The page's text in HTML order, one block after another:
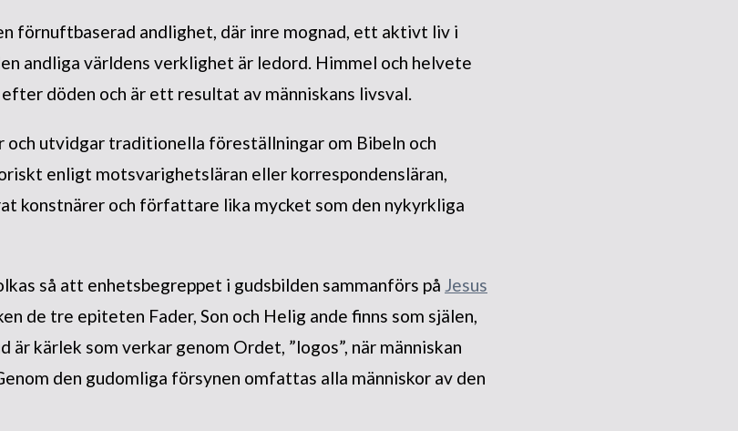
förnuftbaserad andlighet, där inre mognad, ett aktivt liv i
andliga världens verklighet är ledord. Himmel och helvete
döden och är ett resultat av människans livsval.
och utvidgar traditionella föreställningar om Bibeln och
enligt motsvarighetsläran eller korrespondensläran,
konstnärer och författare lika mycket som den nykyrkliga
så att enhetsbegreppet i gudsbilden sammanförs på Jesus
de tre epiteten Fader, Son och Helig ande finns som själen,
är kärlek som verkar genom Ordet, ”logos”, när människan
den gudomliga försynen omfattas alla människor av den